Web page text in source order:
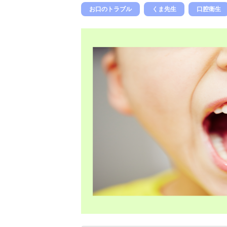
お口のトラブル くま先生 口腔衛生